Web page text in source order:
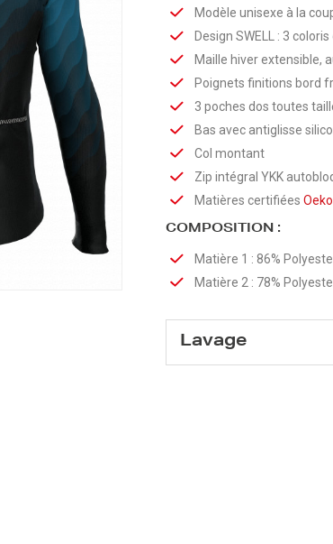
Modèle unisexe à la
Design SWELL : 3
Maille hiver extensible,
Poignets finitions bord
3 poches dos toutes
Bas avec antiglisse
Col montant
Zip intégral YKK
Matières certifiées
COMPOSITION :
Matière 1 : 86%
Matière 2 : 78%
Lavage